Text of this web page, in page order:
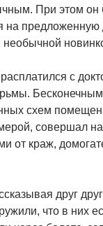
При этом
на
необычной
с
схем
совершал
от краж,
друг
что в них